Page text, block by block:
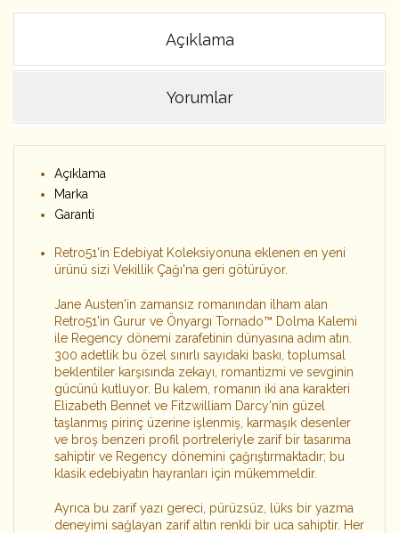
Açıklama
Yorumlar
Açıklama
Marka
Garanti
Retro51'in Edebiyat Koleksiyonuna eklenen en yeni
ürünü sizi Vekillik Çağı'na geri götürüyor.
Jane Austen'in zamansız romanından ilham alan
Retro51'in Gurur ve Önyargı Tornado™ Dolma Kalemi
ile Regency dönemi zarafetinin dünyasına adım atın.
300 adetlik bu özel sınırlı sayıdaki baskı, toplumsal
beklentiler karşısında zekayı, romantizmi ve sevginin
gücünü kutluyor. Bu kalem, romanın iki ana karakteri
Elizabeth Bennet ve Fitzwilliam Darcy'nin güzel
taşlanmış pirinç üzerine işlenmiş, karmaşık desenler
ve broş benzeri profil portreleriyle zarif bir tasarıma
sahiptir ve Regency dönemini çağrıştırmaktadır; bu
klasik edebiyatın hayranları için mükemmeldir.
Ayrıca bu zarif yazı gereci, pürüzsüz, lüks bir yazma
deneyimi sağlayan zarif altın renkli bir uca sahiptir. Her